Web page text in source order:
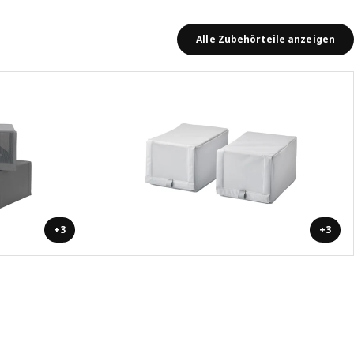
Alle Zubehörteile anzeigen
+3 +3